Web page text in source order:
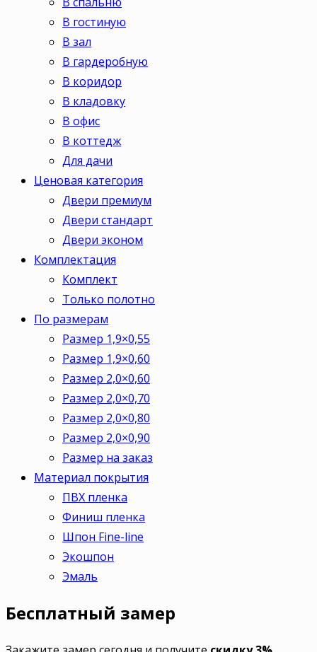
В гостиную
В зал
В гардеробную
В коридор
В кладовку
В офис
В коттедж
Для дачи
Ценовая категория
Двери премиум
Двери стандарт
Двери эконом
Комплектация
Комплект
Только полотно
По размерам
Размер 1,9×0,55
Размер 1,9×0,60
Размер 2,0×0,60
Размер 2,0×0,70
Размер 2,0×0,80
Размер 2,0×0,90
Размер на заказ
Материал покрытия
ПВХ пленка
Финиш пленка
Шпон Fine-line
Экошпон
Эмаль
Бесплатный замер